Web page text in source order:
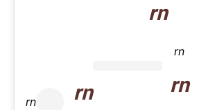
rn
rn rn
rn
rn